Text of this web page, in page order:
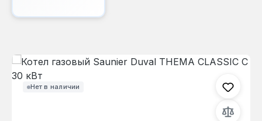
Нет в наличии
Пропустить галерею изображений